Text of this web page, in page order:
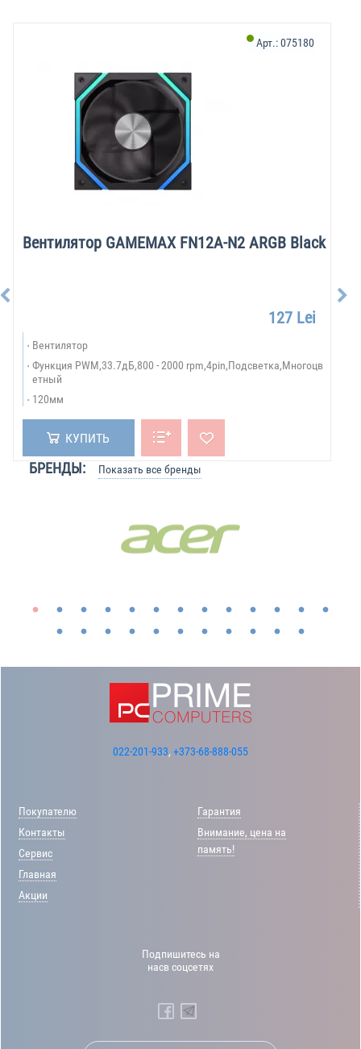
Вентилятор GAMEMAX FN12A-N2 ARGB Black
Арт.:075180
127 Lei
Вентилятор
Функция PWM,33.7дБ,800 - 2000 rpm,4pin,Подсветка,Многоцв
етный
120мм
КУПИТЬ
БРЕНДЫ: Показать все бренды
022-201-933, +373-68-888-055
Покупателю
Контакты
Сервис
Главная
Акции
Гарантия
Внимание, цена на
память!
Подпишитесь на
насв соцсетях